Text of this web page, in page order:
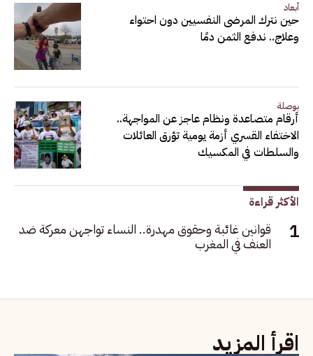
أبعاد
حين نترك المرضى النفسيين دون احتواء
وعلاج.. ندفع الثمن دمًا
بوصلة
أرقام متصاعدة ونظام عاجز عن المواجهة..
الاختفاء القسري أزمة يومية تؤرق العائلات
والسلطات في المكسيك
الأكثر قراءة
قوانين غائبة وحقوق مهدرة.. النساء تواجهن معركة ضد
العنف في المغرب
اقرأ المزيد